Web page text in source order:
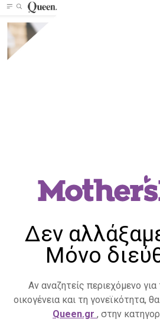
Δεν
Μόνο
Αν αναζητείς περιεχόμενο
οικογένεια και τη γονεϊκότητα,
Queen.gr , στην